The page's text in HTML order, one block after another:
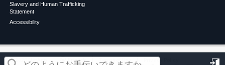
この記事は役に立ちましたか？
Slavery and Human Trafficking
Statement
Accessibility
©2026NetApp English Terms of Use
Privacy Policy